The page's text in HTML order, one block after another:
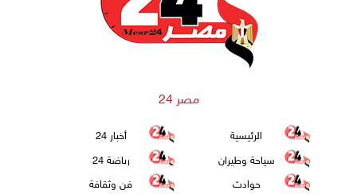
مصر 24
الرئيسية
أخبار 24
سياحة وطيران
رياضة 24
حوادث
فن وثقافة